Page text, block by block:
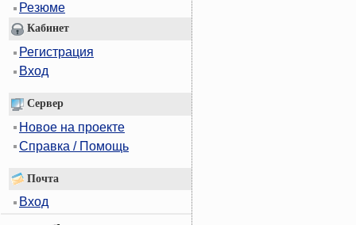
Резюме
Кабинет
Регистрация
Вход
Сервер
Новое на проекте
Справка / Помощь
Почта
Вход